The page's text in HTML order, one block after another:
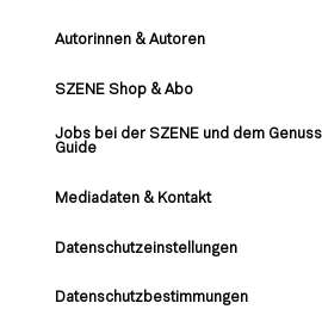
Autorinnen & Autoren
SZENE Shop & Abo
Jobs bei der SZENE und dem
Guide
Mediadaten & Kontakt
Datenschutzeinstellungen
Datenschutzbestimmungen